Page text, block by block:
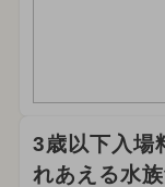
3歳以下入場
れあえる水